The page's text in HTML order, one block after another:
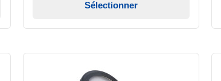
Sélectionner